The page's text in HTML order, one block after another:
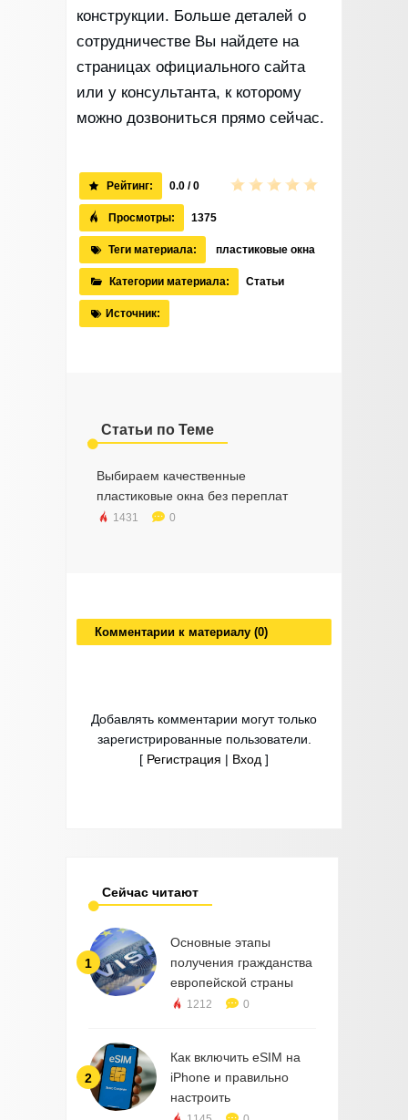
конструкции. Больше деталей о
сотрудничестве Вы найдете на
страницах официального сайта
или у консультанта, к которому
можно дозвониться прямо сейчас.
Рейтинг: 0.0 / 0
Просмотры: 1375
Теги материала: пластиковые окна
Категории материала: Статьи
Источник:
Статьи по Теме
Выбираем качественные
пластиковые окна без переплат
1431 0
Комментарии к материалу (0)
Добавлять комментарии могут только
зарегистрированные пользователи.
[ Регистрация | Вход ]
Сейчас читают
1
Основные этапы
получения гражданства
европейской страны
1212 0
2
Как включить eSIM на
iPhone и правильно
настроить